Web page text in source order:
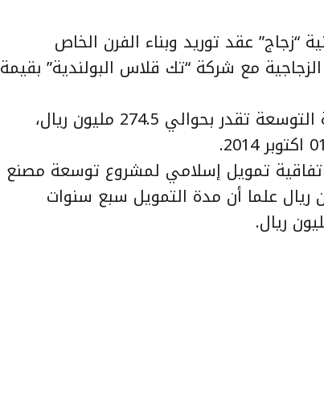
“زجاج” عقد توريد وبناء الفرن الخاص
مع شركة “تك قلاس البولندية” بقيمة
وأوضحت أن التكلفة التقديرية لإقامة التوسعة تقدر بحوالي 274.5 مليون ريال،
تمويل إسلامي لمشروع توسعة مصنع
إجمالي قدره 230 مليون ريال علما أن مدة التمويل سبع سنوات